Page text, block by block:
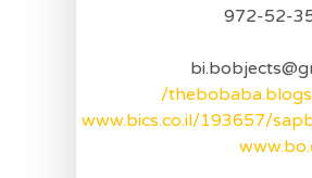
www.bics.co.il/193657/